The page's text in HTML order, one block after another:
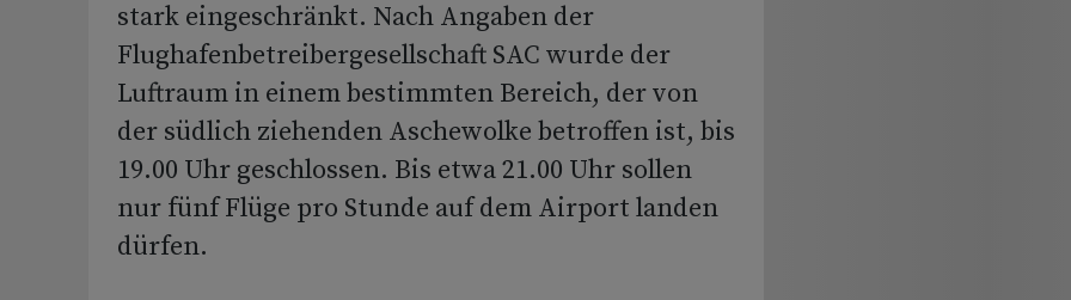
stark eingeschränkt. Nach Angaben der
Flughafenbetreibergesellschaft SAC wurde der
Luftraum in einem bestimmten Bereich, der von
der südlich ziehenden Aschewolke betroffen ist, bis
19.00 Uhr geschlossen. Bis etwa 21.00 Uhr sollen
nur fünf Flüge pro Stunde auf dem Airport landen
dürfen.